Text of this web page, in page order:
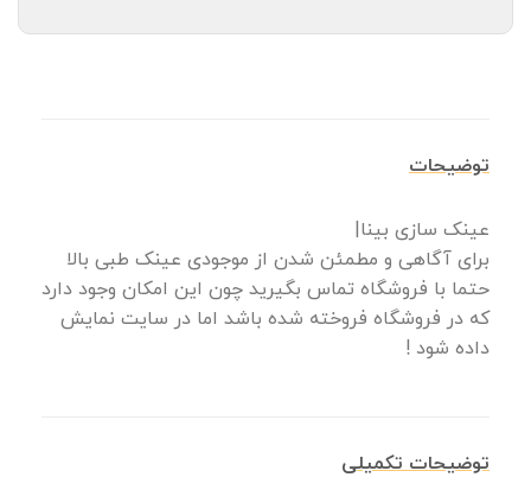
توضیحات
عینک سازی بینا|
برای آگاهی و مطمئن شدن از موجودی عینک طبی بالا
حتما با فروشگاه تماس بگیرید چون این امکان وجود دارد
که در فروشگاه فروخته شده باشد اما در سایت نمایش
داده شود !
توضیحات تکمیلی